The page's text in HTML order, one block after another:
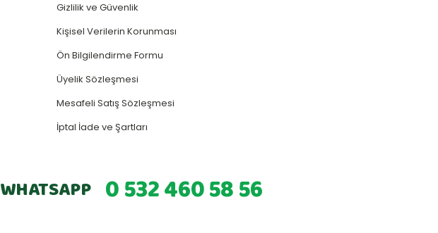
Gizlilik ve Güvenlik
Kişisel Verilerin Korunması
Ön Bilgilendirme Formu
Üyelik Sözleşmesi
Mesafeli Satış Sözleşmesi
İptal İade ve Şartları
WHATSAPP 0 532 460 58 56